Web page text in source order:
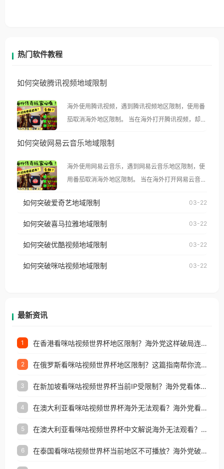
热门软件教程
如何突破腾讯视频地域限制
海外使用腾讯视频，遇到腾讯视频地区限制，使用番
茄取消海外地区限制。 当在海外打开腾讯视频，却突
示语。 海外用户如香港、澳门、台湾、美国、加拿
像其他音乐平台一样，出现地区及版权限制问题，且
仅能在中国大陆地区播放。 遇到这个问题的朋友们，
使用番茄回国加速器，即可解决「海外用户收听腾讯
台湾、美国、加拿大、澳大利亚、欧洲等国家和地区
权限制所困扰。
如何突破网易云音乐地域限制
海外使用网易云音乐，遇到网易云音乐地区限制，使
用番茄取消海外地区限制。 当在海外打开网易云音
播放”的提示语。 海外用户如香港、澳门、台湾、美
国、加拿大、澳大利亚、欧洲等国家和地区时，网易
制问题，且仅能在中国大陆地区播放。 遇到这个问题
户收听网易云音乐地区版权限制」的问题，无论人在
如何突破爱奇艺地域限制 03-22
如何突破喜马拉雅地域限制 03-22
如何突破优酷视频地域限制 03-22
如何突破咪咕视频地域限制 03-22
最新资讯
1 在香港看咪咕视频世界杯地区限制？海外党这样破局连看7天不卡顿！
2 在俄罗斯看咪咕视频世界杯地区限制？这篇指南帮你流畅看中文解说赛事
3 在新加坡看咪咕视频世界杯当前IP受限制？海外党看体育赛事的终极破局指南
4 在澳大利亚看咪咕视频世界杯海外无法观看？海外党看国内体育直播的终极解法
5 在澳大利亚看咪咕视频世界杯中文解说海外无法观看？这篇指南帮你搞定所有体育直播难题
6 在泰国看咪咕视频世界杯当前地区不可播放？海外党破局看中文解说赛事指南